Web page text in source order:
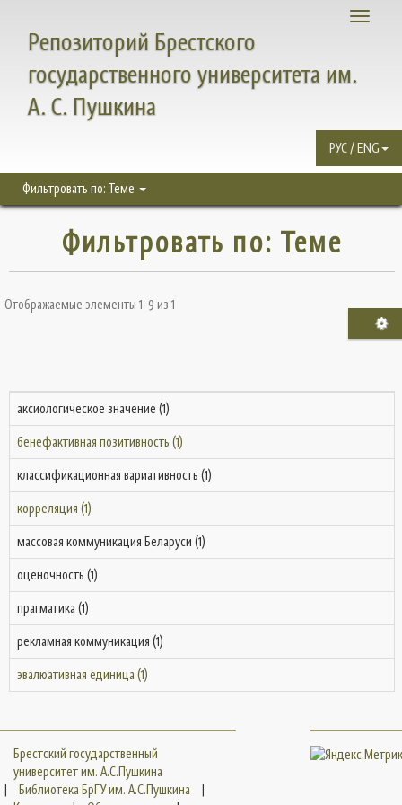
Toggle
Репозиторий Брестского
государственного университета им.
А. С. Пушкина
РУС / ENG
Фильтровать по: Теме
Фильтровать по: Теме
Отображаемые элементы 1-9 из 1
аксиологическое значение (1)
бенефактивная позитивность (1)
классификационная вариативность (1)
корреляция (1)
массовая коммуникация Беларуси (1)
оценочность (1)
прагматика (1)
рекламная коммуникация (1)
эвалюативная единица (1)
Брестский государственный
университет им. А.С.Пушкина
|
Библиотека БрГУ им. А.С.Пушкина
|